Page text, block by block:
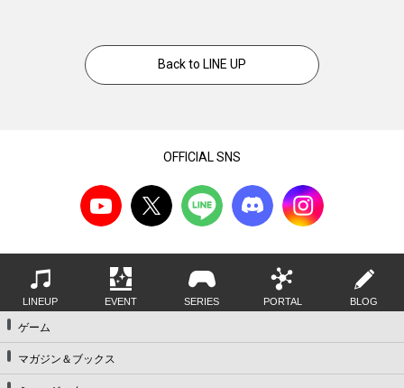
Back to LINE UP
OFFICIAL SNS
LINEUP EVENT SERIES PORTAL BLOG
ゲーム
マガジン＆ブックス